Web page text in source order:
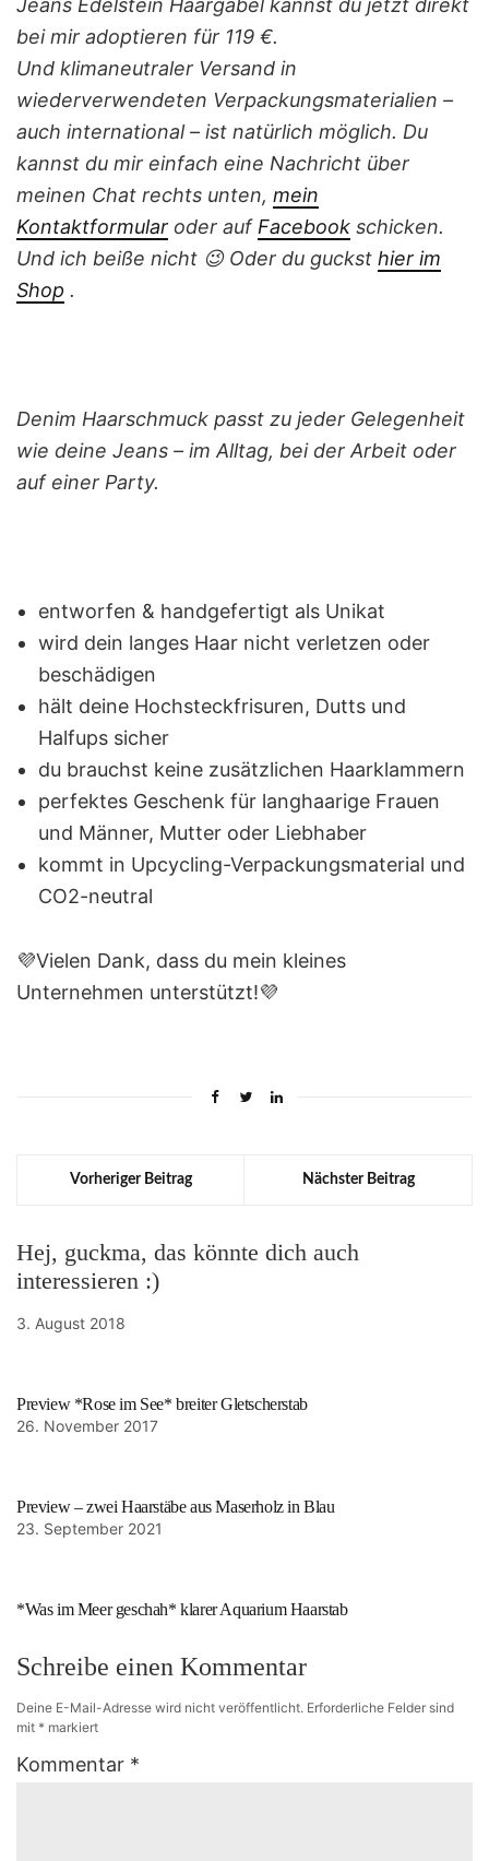
Jeans Edelstein Haargabel kannst du jetzt direkt
bei mir adoptieren für 119 €.
Und klimaneutraler Versand in
wiederverwendeten Verpackungsmaterialien –
auch international – ist natürlich möglich. Du
kannst du mir einfach eine Nachricht über
meinen Chat rechts unten, mein
Kontaktformular oder auf Facebook schicken.
Und ich beiße nicht 😉 Oder du guckst hier im
Shop .
Denim Haarschmuck passt zu jeder Gelegenheit
wie deine Jeans – im Alltag, bei der Arbeit oder
auf einer Party.
entworfen & handgefertigt als Unikat
wird dein langes Haar nicht verletzen oder
beschädigen
hält deine Hochsteckfrisuren, Dutts und
Halfups sicher
du brauchst keine zusätzlichen Haarklammern
perfektes Geschenk für langhaarige Frauen
und Männer, Mutter oder Liebhaber
kommt in Upcycling-Verpackungsmaterial und
CO2-neutral
💜Vielen Dank, dass du mein kleines
Unternehmen unterstützt!💜
Vorheriger Beitrag Nächster Beitrag
Hej, guckma, das könnte dich auch
interessieren :)
3. August 2018
Preview *Rose im See* breiter Gletscherstab
26. November 2017
Preview – zwei Haarstäbe aus Maserholz in Blau
23. September 2021
*Was im Meer geschah* klarer Aquarium Haarstab
Schreibe einen Kommentar
Deine E-Mail-Adresse wird nicht veröffentlicht. Erforderliche Felder sind
mit * markiert
Kommentar *